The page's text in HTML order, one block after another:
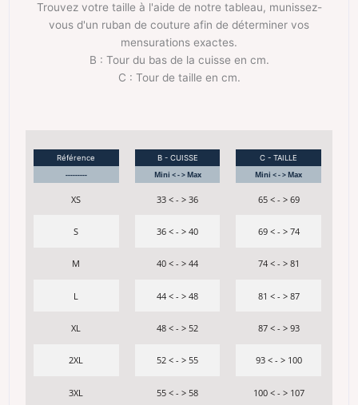
Trouvez votre taille à l'aide de notre tableau, munissez-
vous d'un ruban de couture afin de déterminer vos
mensurations exactes.
B : Tour du bas de la cuisse en cm.
C : Tour de taille en cm.
Référence
---------
XS
S
M
L
XL
2XL
3XL
B - CUISSE
Mini < - > Max
33 < - > 36
36 < - > 40
40 < - > 44
44 < - > 48
48 < - > 52
52 < - > 55
55 < - > 58
C - TAILLE
Mini < - > Max
65 < - > 69
69 < - > 74
74 < - > 81
81 < - > 87
87 < - > 93
93 < - > 100
100 < - > 107